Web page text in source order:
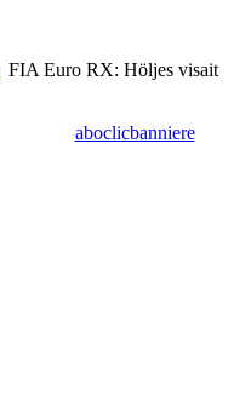
FIA Euro RX: Höljes visait